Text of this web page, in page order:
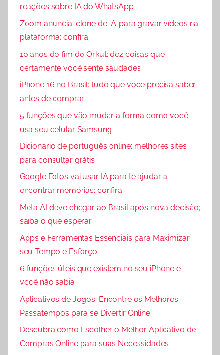
reações sobre IA do WhatsApp
Zoom anuncia ‘clone de IA’ para gravar vídeos na
plataforma; confira
10 anos do fim do Orkut: dez coisas que
certamente você sente saudades
iPhone 16 no Brasil: tudo que você precisa saber
antes de comprar
5 funções que vão mudar a forma como você
usa seu celular Samsung
Dicionário de português online: melhores sites
para consultar grátis
Google Fotos vai usar IA para te ajudar a
encontrar memórias; confira
Meta AI deve chegar ao Brasil após nova decisão;
saiba o que esperar
Apps e Ferramentas Essenciais para Maximizar
seu Tempo e Esforço
6 funções úteis que existem no seu iPhone e
você não sabia
Aplicativos de Jogos: Encontre os Melhores
Passatempos para se Divertir Online
Descubra como Escolher o Melhor Aplicativo de
Compras Online para suas Necessidades